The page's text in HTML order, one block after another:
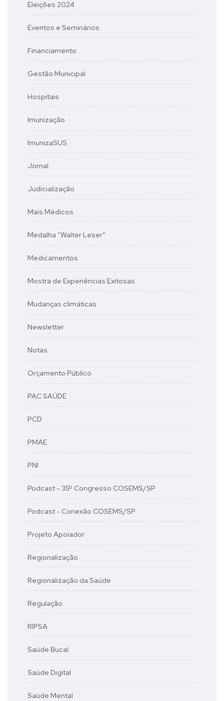
Eleições 2024
Eventos e Seminários
Financiamento
Gestão Municipal
Hospitais
Imunização
ImunizaSUS
Jornal
Judicialização
Mais Médicos
Medalha “Walter Leser”
Medicamentos
Mostra de Experiências Exitosas
Mudanças climáticas
Newsletter
Notas
Orçamento Público
PAC SAÚDE
PCD
PMAE
PNI
Podcast - 35º Congresso COSEMS/SP
Podcast - Conexão COSEMS/SP
Projeto Apoiador
Regionalização
Regionalização da Saúde
Regulação
RIPSA
Saúde Bucal
Saúde Digital
Saúde Mental